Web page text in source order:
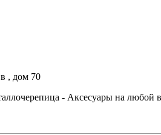
, дом 70
- Аксесуары на любой